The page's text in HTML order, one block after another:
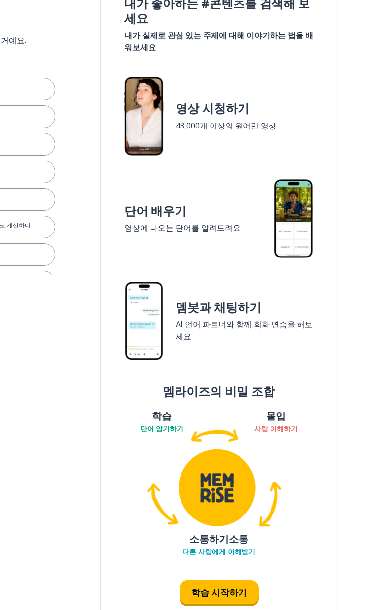
예요.
계산하다
세요
내가 실제로 관심 있는 주제에 대해 이야기하는 법을 배
워보세요
영상 시청하기
48,000개 이상의 원어민 영상
단어 배우기
영상에 나오는 단어를 알려드려요
멤봇과 채팅하기
AI 언어 파트너와 함께 회화 연습을 해보
세요
멤라이즈의 비밀 조합
학습
단어 암기하기
몰입
사람 이해하기
소통하기소통
다른 사람에게 이해받기
학습 시작하기